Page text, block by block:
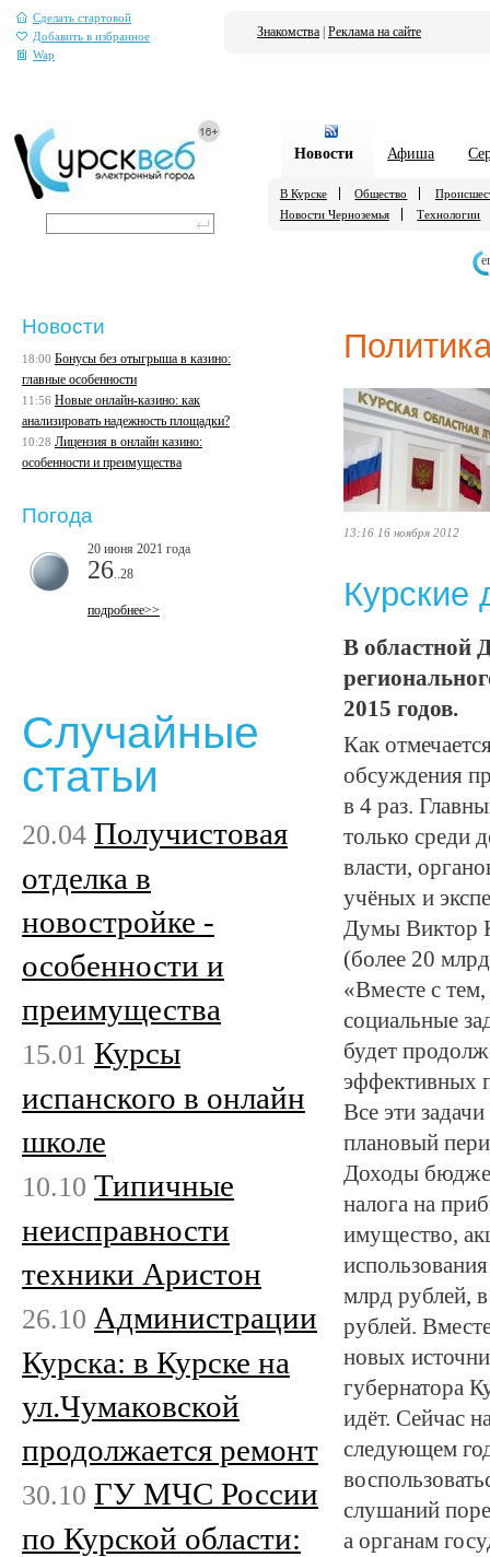
Сделать стартовой
Добавить в избранное
Wap
Знакомства Реклама на сайте
Новости Афиша
В Курске Общество
Новости Черноземья
Технологии
13:16 16 ноября 2012
Курские
В областной
2015 годов.
Как
обсуждения
в 4 раз.
только среди
власти,
учёных и
Думы Виктор
(более 20
«Вместе с
социальные
будет
эффективных
Все эти
плановый
Доходы
налога на
имущество,
млрд рублей,
рублей.
новых
губернатора
идёт. Сейчас
следующем
слушаний
а органам
Новости
18:00 Бонусы без отыгрыша в казино:
главные особенности
11:56 Новые онлайн-казино: как
анализировать надежность площадки?
10:28 Лицензия в онлайн казино:
особенности и преимущества
Погода
20 июня 2021 года
26 ..28
подробнее>>
Случайные
статьи
20.04 Получистовая
отделка в
новостройке -
особенности и
преимущества
15.01 Курсы
испанского в онлайн
школе
10.10 Типичные
неисправности
техники Аристон
26.10 Администрации
Курска: в Курске на
ул.Чумаковской
продолжается ремонт
30.10 ГУ МЧС России
по Курской области: